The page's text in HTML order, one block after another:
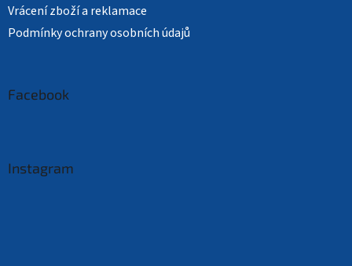
Vrácení zboží a reklamace
Podmínky ochrany osobních údajů
Facebook
Instagram